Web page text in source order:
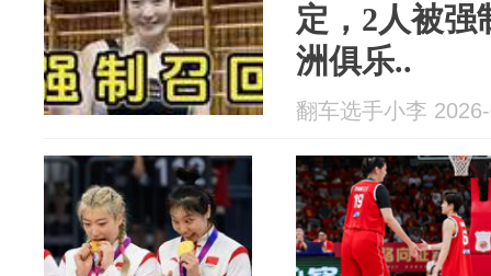
定，2人被强
洲俱乐..
翻车选手小李